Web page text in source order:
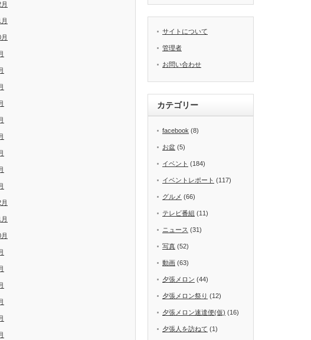
サイトについて
管理者
お問い合わせ
カテゴリー
facebook (8)
お盆 (5)
イベント (184)
イベントレポート (117)
グルメ (66)
テレビ番組 (11)
ニュース (31)
写真 (52)
動画 (63)
夕張メロン (44)
夕張メロン祭り (12)
夕張メロン速達便(仮) (16)
夕張人を訪ねて (1)